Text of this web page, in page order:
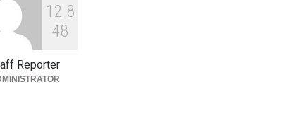
বৈশ্বিক প্রতিযোগিতা সক্ষমতা বাড়াতে
পোশাক শিল্পে নতুন উদ্যোগ
1 2 8
48
Reporter